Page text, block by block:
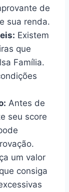
de
sua renda.
Existem
que
Família.
Antes de
seu score
um valor
consiga